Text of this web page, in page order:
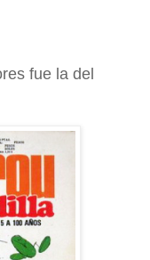
fue la del